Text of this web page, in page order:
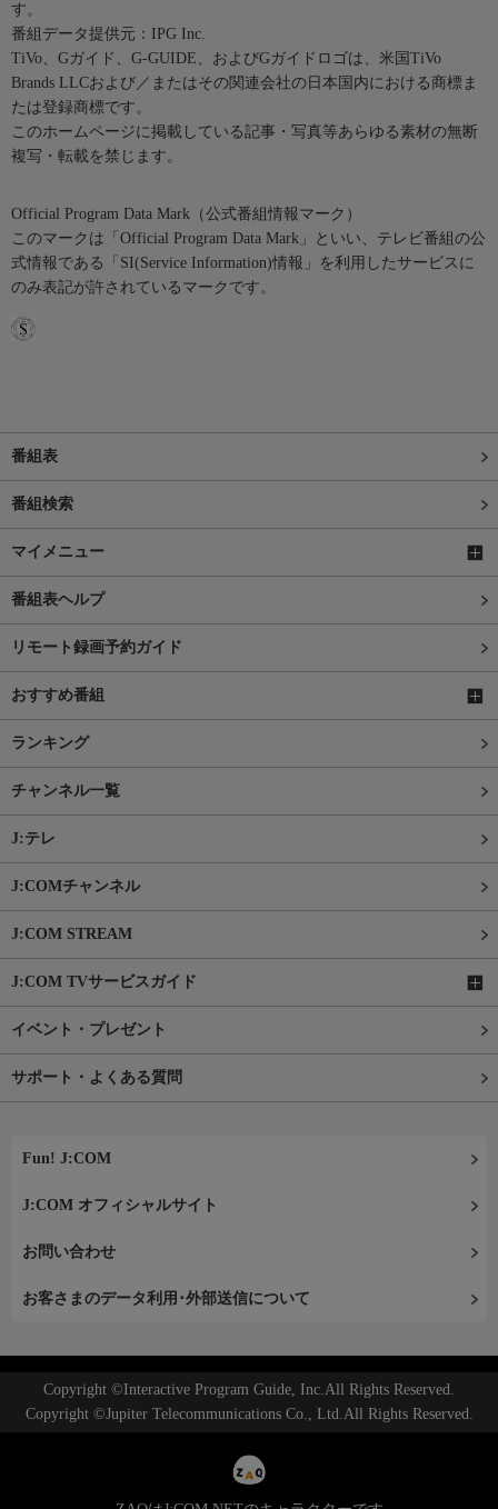
す。
番組データ提供元：IPG Inc.
TiVo、Gガイド、G-GUIDE、およびGガイドロゴは、米国TiVo
Brands LLCおよび／またはその関連会社の日本国内における商標ま
たは登録商標です。
このホームページに掲載している記事・写真等あらゆる素材の無断
複写・転載を禁じます。
Official Program Data Mark（公式番組情報マーク）
このマークは「Official Program Data Mark」といい、テレビ番組の公
式情報である「SI(Service Information)情報」を利用したサービスに
のみ表記が許されているマークです。
番組表
番組検索
マイメニュー
番組表ヘルプ
リモート録画予約ガイド
おすすめ番組
ランキング
チャンネル一覧
J:テレ
J:COMチャンネル
J:COM STREAM
J:COM TVサービスガイド
イベント・プレゼント
サポート・よくある質問
Fun! J:COM
J:COM オフィシャルサイト
お問い合わせ
お客さまのデータ利用･外部送信について
Copyright ©Interactive Program Guide, Inc.All Rights Reserved.
Copyright ©Jupiter Telecommunications Co., Ltd.All Rights Reserved.